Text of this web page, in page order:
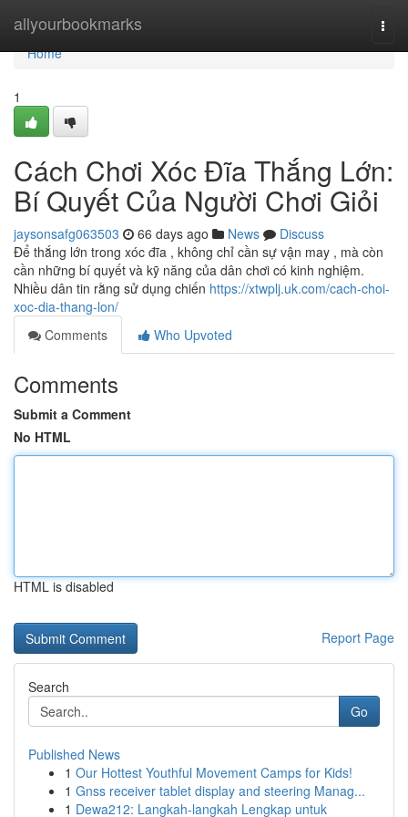
allyourbookmarks
Home
Home
1
Cách Chơi Xóc Đĩa Thắng Lớn:
Bí Quyết Của Người Chơi Giỏi
jaysonsafg063503 66 days ago News
Discuss
Để thắng lớn trong xóc đĩa , không chỉ cần sự vận may , mà còn
cần những bí quyết và kỹ năng của dân chơi có kinh nghiệm.
Nhiều dân tin rằng sử dụng chiến https://xtwplj.uk.com/cach-choi-
xoc-dia-thang-lon/
Comments
Who Upvoted
Comments
Submit a Comment
No HTML
HTML is disabled
Report Page
Search
Go
Published News
1 Our Hottest Youthful Movement Camps for Kids!
1 Gnss receiver tablet display and steering Manag...
1 Dewa212: Langkah-langkah Lengkap untuk